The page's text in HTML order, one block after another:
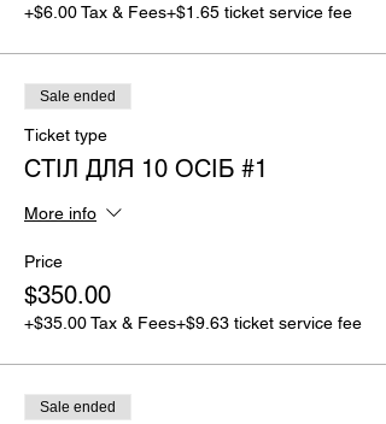
+$6.00 Tax & Fees+$1.65 ticket service fee
Sale ended
Ticket type
СТІЛ ДЛЯ 10 ОСІБ #1
More info
Price
$350.00
+$35.00 Tax & Fees+$9.63 ticket service fee
Sale ended